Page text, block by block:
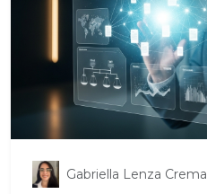
Gabriella Lenza Crema